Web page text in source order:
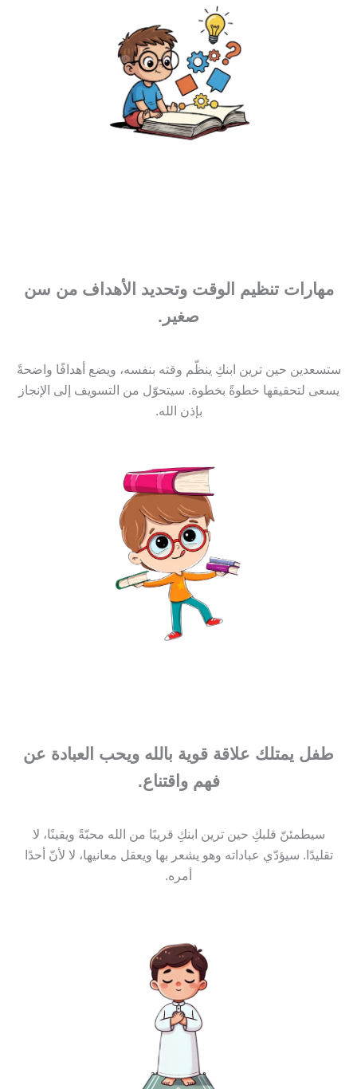
مهارات تنظيم الوقت وتحديد الأهداف من سن
صغير.
ستسعدين حين ترين ابنكِ ينظّم وقته بنفسه، ويضع أهدافًا واضحةً
يسعى لتحقيقها خطوةً بخطوة. سيتحوّل من التسويف إلى الإنجاز
بإذن الله.
طفل يمتلك علاقة قوية بالله ويحب العبادة عن
فهم واقتناع.
سيطمئنّ قلبكِ حين ترين ابنكِ قريبًا من الله محبّةً ويقينًا، لا
تقليدًا. سيؤدّي عباداته وهو يشعر بها ويعقل معانيها، لا لأنّ أحدًا
أمره.